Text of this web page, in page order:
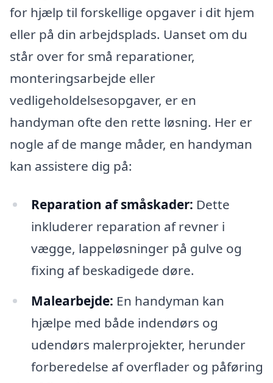
for hjælp til forskellige opgaver i dit hjem
eller på din arbejdsplads. Uanset om du
står over for små reparationer,
monteringsarbejde eller
vedligeholdelsesopgaver, er en
handyman ofte den rette løsning. Her er
nogle af de mange måder, en handyman
kan assistere dig på:
Reparation af småskader: Dette
inkluderer reparation af revner i
vægge, lappeløsninger på gulve og
fixing af beskadigede døre.
Malearbejde: En handyman kan
hjælpe med både indendørs og
udendørs malerprojekter, herunder
forberedelse af overflader og påføring